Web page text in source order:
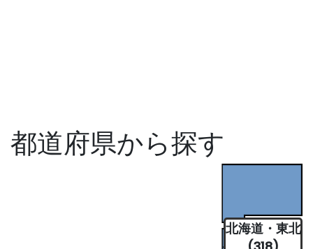
都道府県から探す
北海道・東北